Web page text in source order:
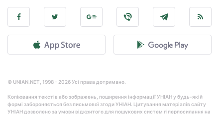
© UNIAN.NET, 1998 - 2026 Усі права дотримано.
Копіювання текстів або зображень, поширення інформації УНІАН у будь-якій
формі забороняється без письмової згоди УНІАН. Цитування матеріалів сайту
УНІАН дозволено за умови відкритого для пошукових систем гіперпосилання на